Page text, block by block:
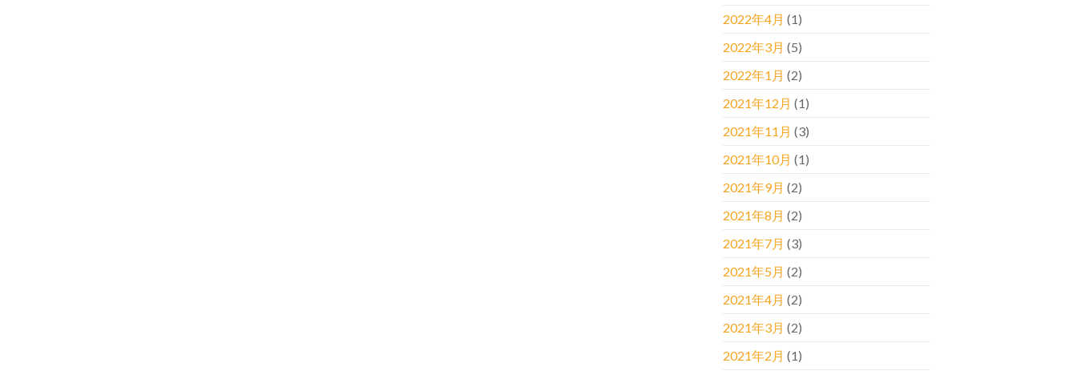
2022年4月 (1)
2022年3月 (5)
2022年1月 (2)
2021年12月 (1)
2021年11月 (3)
2021年10月 (1)
2021年9月 (2)
2021年8月 (2)
2021年7月 (3)
2021年5月 (2)
2021年4月 (2)
2021年3月 (2)
2021年2月 (1)